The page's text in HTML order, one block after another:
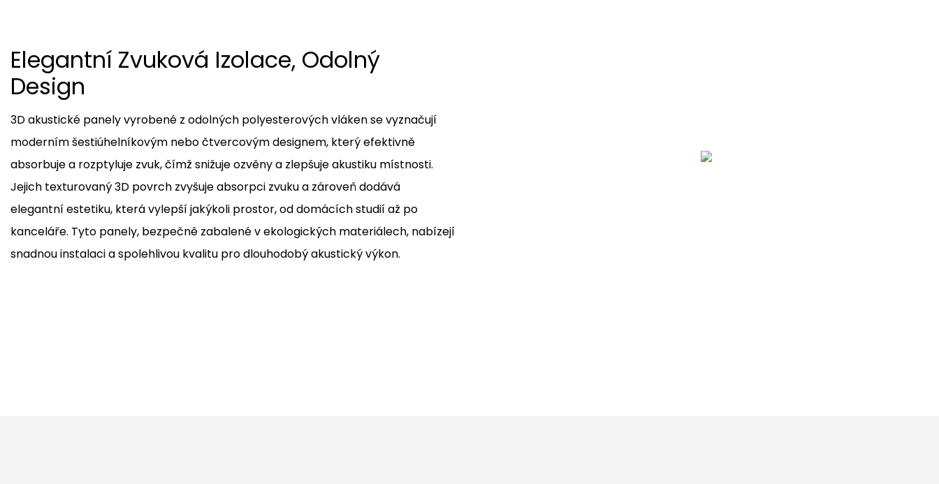
Elegantní Zvuková Izolace, Odolný
Design
3D akustické panely vyrobené z odolných polyesterových vláken se vyznačují
moderním šestiúhelníkovým nebo čtvercovým designem, který efektivně
absorbuje a rozptyluje zvuk, čímž snižuje ozvěny a zlepšuje akustiku místnosti.
Jejich texturovaný 3D povrch zvyšuje absorpci zvuku a zároveň dodává
elegantní estetiku, která vylepší jakýkoli prostor, od domácích studií až po
kanceláře. Tyto panely, bezpečně zabalené v ekologických materiálech, nabízejí
snadnou instalaci a spolehlivou kvalitu pro dlouhodobý akustický výkon.